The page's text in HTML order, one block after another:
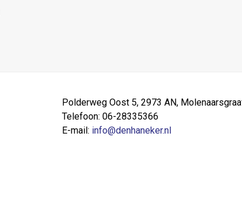
Polderweg Oost 5, 2973 AN,
Telefoon: 06-28335366
E-mail: info@denhaneker.nl